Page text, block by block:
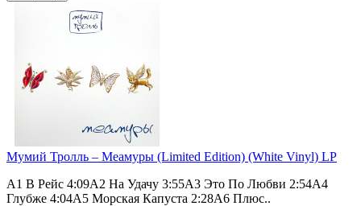
Мумий Тролль – Меамуры (Limited Edition) (White Vinyl) LP
A1 В Рейс 4:09A2 На Удачу 3:55A3 Это По Любви 2:54A4
Глубже 4:04A5 Морская Капуста 2:28A6 Плюс..